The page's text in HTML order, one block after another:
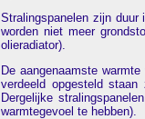
Stralingspanelen zijn
worden niet meer
olieradiator).
De aangenaamste
verdeeld opgesteld staan
Dergelijke
warmtegevoel te hebben).